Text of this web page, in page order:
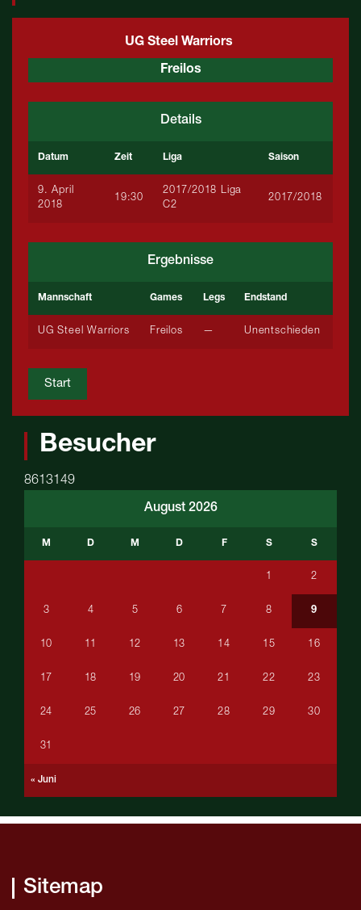
UG Steel Warriors
Freilos
Details
Datum Zeit Liga Saison
9. April
2018
19:30
2017/2018 Liga
C2
2017/2018
Ergebnisse
Mannschaft Games Legs Endstand
UG Steel Warriors Freilos — Unentschieden
Start
Besucher
8613149
August 2026
M D M D F S S
« Juni
1 2
3 4 5 6 7 8 9
10 11 12 13 14 15 16
17 18 19 20 21 22 23
24 25 26 27 28 29 30
31
Sitemap